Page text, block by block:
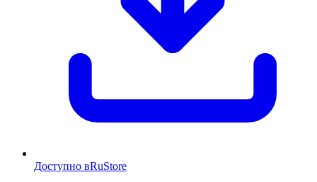
Доступно вRuStore